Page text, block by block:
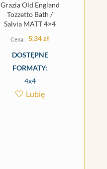
Grazia Old England
Tozzetto Bath /
Salvia MATT 4×4
5,34zł
DOSTĘPNE
FORMATY:
4x4
Lubię